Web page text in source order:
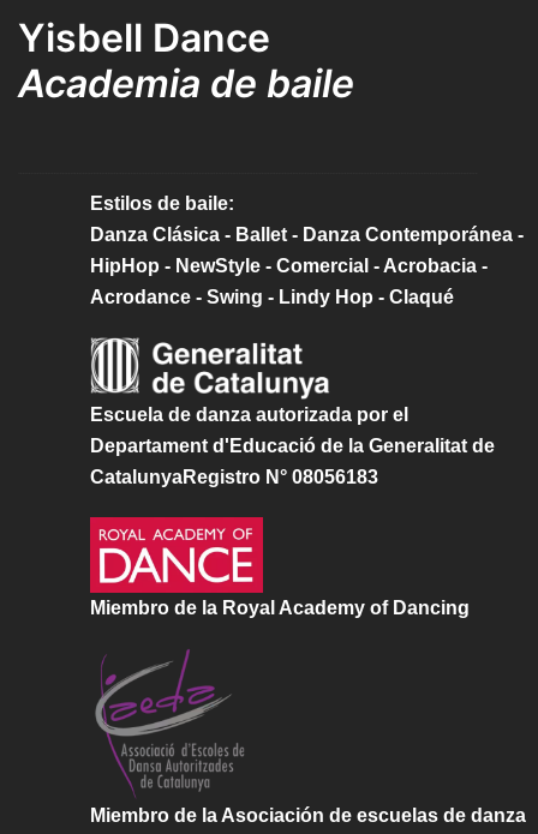
Yisbell Dance
Academia de baile
Estilos de baile:
Danza Clásica - Ballet - Danza Contemporánea -
HipHop - NewStyle - Comercial - Acrobacia -
Acrodance - Swing - Lindy Hop - Claqué
Escuela de danza autorizada por el
Departament d'Educació de la Generalitat de
CatalunyaRegistro N° 08056183
Miembro de la Royal Academy of Dancing
Miembro de la Asociación de escuelas de danza